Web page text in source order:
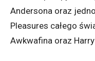
Andersona oraz
Pleasures całego
Awkwafina oraz